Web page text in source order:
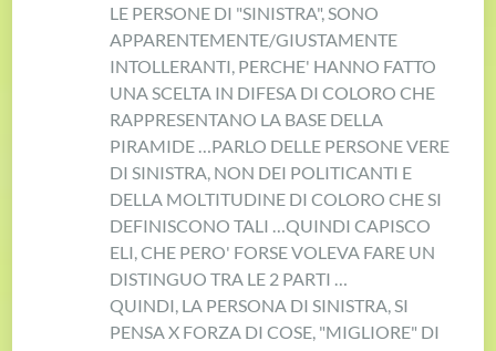
LE PERSONE DI "SINISTRA", SONO
APPARENTEMENTE/GIUSTAMENTE
INTOLLERANTI, PERCHE' HANNO FATTO
UNA SCELTA IN DIFESA DI COLORO CHE
RAPPRESENTANO LA BASE DELLA
PIRAMIDE …PARLO DELLE PERSONE VERE
DI SINISTRA, NON DEI POLITICANTI E
DELLA MOLTITUDINE DI COLORO CHE SI
DEFINISCONO TALI …QUINDI CAPISCO
ELI, CHE PERO' FORSE VOLEVA FARE UN
DISTINGUO TRA LE 2 PARTI …
QUINDI, LA PERSONA DI SINISTRA, SI
PENSA X FORZA DI COSE, "MIGLIORE" DI